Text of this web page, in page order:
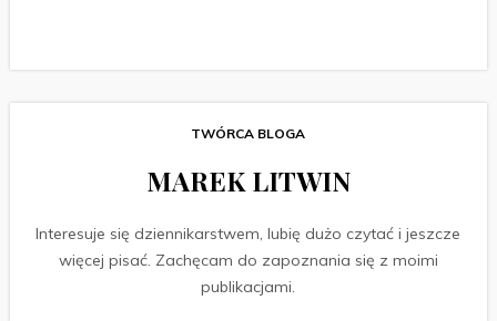
TWÓRCA BLOGA
MAREK LITWIN
Interesuje się dziennikarstwem, lubię dużo czytać i jeszcze
więcej pisać. Zachęcam do zapoznania się z moimi
publikacjami.